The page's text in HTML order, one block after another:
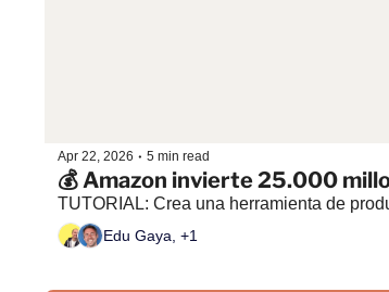
Apr 22, 2026 • 5 min read
💰 Amazon invierte 25.000
TUTORIAL: Crea una herramienta de
Edu Gaya, +1